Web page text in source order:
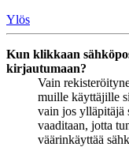
Ylös
Kun klikkaan
kirjautumaan?
Vain
muille käyttäjille
vain jos ylläpitäjä
vaaditaan, jotta
väärinkäyttää